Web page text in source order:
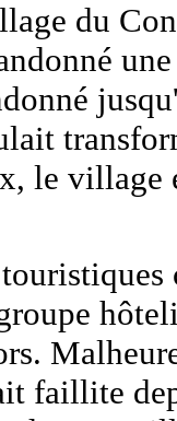
du
le
faillite